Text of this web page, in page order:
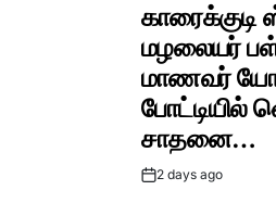
காரைக்குடி
மழலையர்
மாணவர்
போட்டியில்
சாதனை…
Post2 days ago